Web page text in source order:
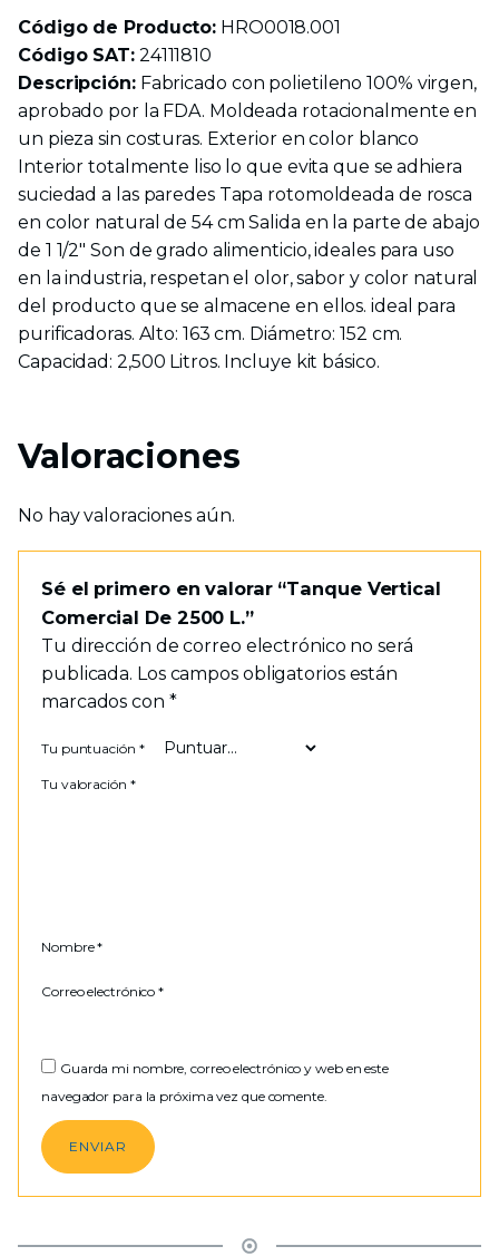
Código de Producto: HRO0018.001
Código SAT:24111810
Descripción:Fabricado con polietileno 100% virgen,
aprobado por la FDA. Moldeada rotacionalmente en
un pieza sin costuras. Exterior en color blanco
Interior totalmente liso lo que evita que se adhiera
suciedad a las paredes Tapa rotomoldeada de rosca
en color natural de 54 cm Salida en la parte de abajo
de 1 1/2" Son de grado alimenticio, ideales para uso
en la industria, respetan el olor, sabor y color natural
del producto que se almacene en ellos. ideal para
purificadoras. Alto: 163 cm. Diámetro: 152 cm.
Capacidad: 2,500 Litros. Incluye kit básico.
Valoraciones
No hay valoraciones aún.
Sé el primero en valorar “Tanque Vertical
Comercial De 2500 L.”
Tu dirección de correo electrónico no será
publicada. Los campos obligatorios están
marcados con *
Tu puntuación *
Tu valoración *
Nombre*
Correo electrónico*
Guarda mi nombre, correo electrónico y web en este
navegador para la próxima vez que comente.